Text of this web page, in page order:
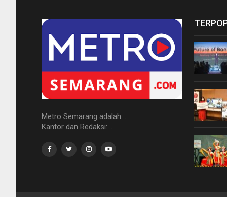
Metro Semarang adalah ..
Kantor dan Redaksi: ..